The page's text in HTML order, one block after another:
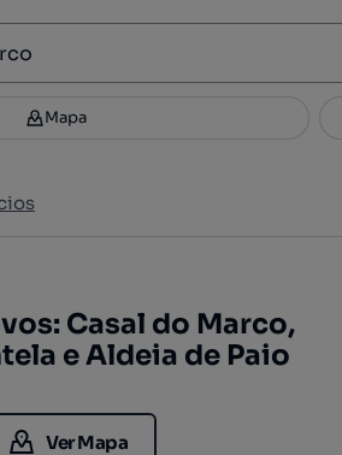
Filtros 3
Mapa
Casal do Marco,
e Aldeia de Paio
Ver Mapa